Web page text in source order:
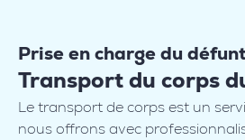
Prise en charge du défunt
Transport du corps
Le transport de corps est un
nous offrons avec